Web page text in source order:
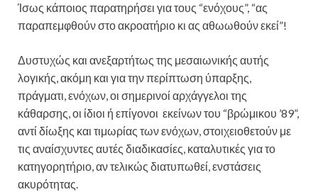
Ίσως κάποιος παρατηρήσει για τους “ενόχους”, “ας
παραπεμφθούν στο ακροατήριο κι ας αθωωθούν εκεί”!
Δυστυχώς και ανεξαρτήτως της μεσαιωνικής αυτής
λογικής, ακόμη και για την περίπτωση ύπαρξης,
πράγματι, ενόχων, οι σημερινοί αρχάγγελοι της
κάθαρσης, οι ίδιοι ή επίγονοι εκείνων του “βρώμικου ’89”,
αντί δίωξης και τιμωρίας των ενόχων, στοιχειοθετούν με
τις αναίσχυντες αυτές διαδικασίες, καταλυτικές για το
κατηγορητήριο, αν τελικώς διατυπωθεί, ενστάσεις
ακυρότητας.